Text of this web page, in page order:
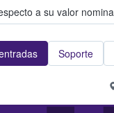
a su valor
Soporte